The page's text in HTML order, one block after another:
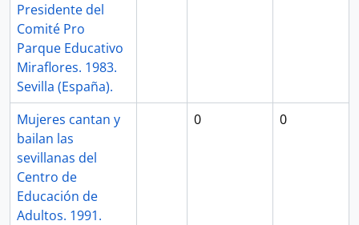
Presidente del
Comité Pro
Parque Educativo
Miraflores. 1983.
Sevilla (España).
Mujeres cantan y
bailan las
sevillanas del
Centro de
Educación de
Adultos. 1991.
0 0